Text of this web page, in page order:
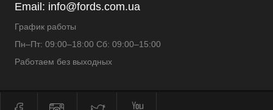
Email: info@fords.com.ua
График работы
Пн–Пт: 09:00–18:00 Сб: 09:00–15:00
Работаем без выходных